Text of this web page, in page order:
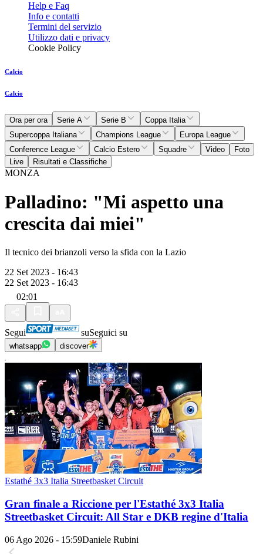
Help e Faq
Info e contatti
Termini del servizio
Utilizzo dati e privacy
Cookie Policy
Calcio
Calcio
Ora per ora Serie A Serie B
Coppa Italia
Supercoppa Italiana
Champions League
Europa League
Conference League
Calcio Estero Squadre Video
Foto
Live
Risultati e Classifiche
MONZA
Palladino: "Mi aspetto una
crescita dai miei"
Il tecnico dei brianzoli verso la sfida con la Lazio
22 Set 2023 - 16:43
22 Set 2023 - 16:43
02:01
Segui suSeguici su
whatsapp discover
Estathé 3x3 Italia Streetbasket Circuit
Gran finale a Riccione per l'Estathé 3x3 Italia
Streetbasket Circuit: All Star e DKB regine d'Italia
06 Ago 2026 - 15:59Daniele Rubini